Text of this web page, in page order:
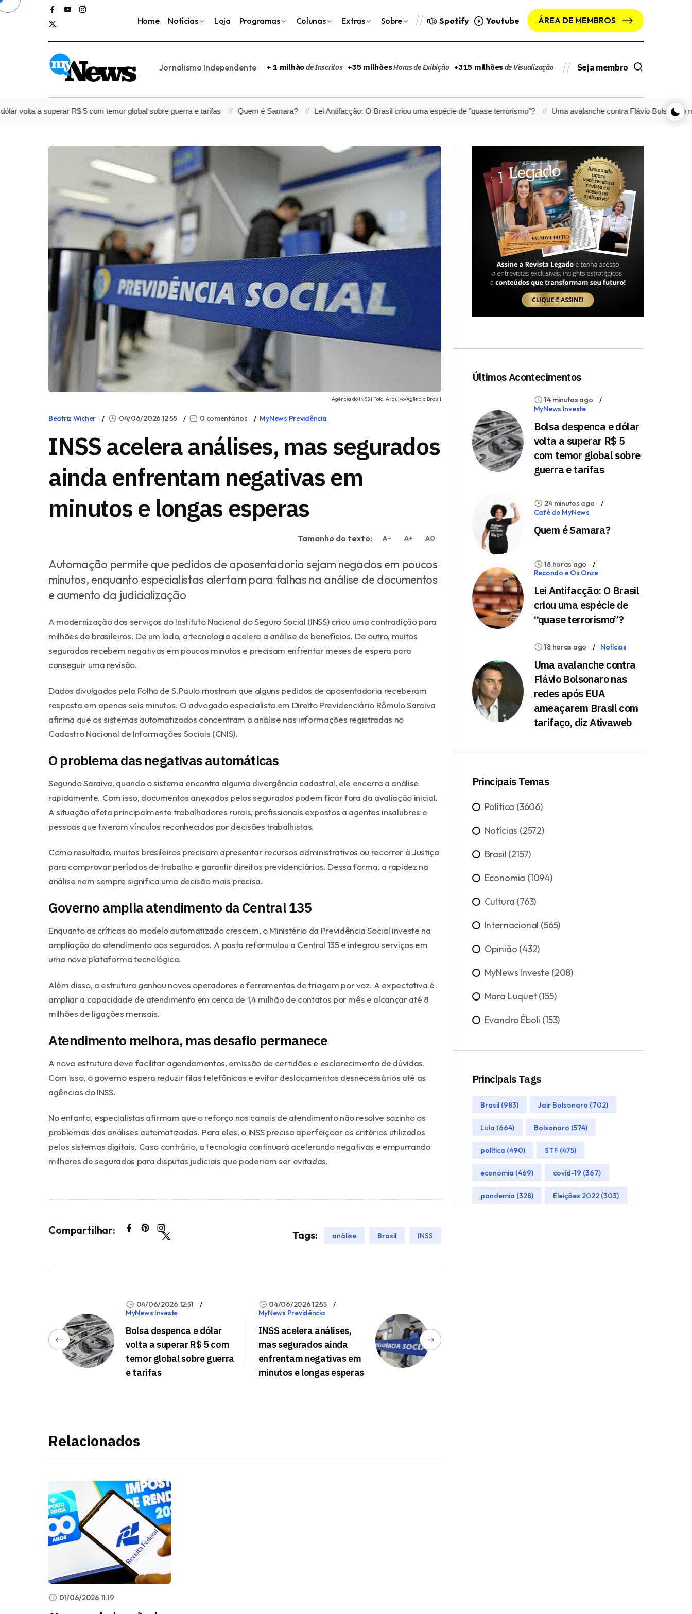
Home Notícias Loja Programas Colunas Extras Sobre Spotify Youtube ÁREA DE MEMBROS
Jornalismo Independente + 1 milhãode Inscritos +35 milhõesHoras de Exibição +315 milhõesde Visualização Seja membro
a superar R$ 5 com temor global sobre guerra e tarifas Quem é Samara? Lei Antifacção: O Brasil criou uma espécie de "quase terrorismo"? Uma avalanche contra Flávio Bolsonaro nas
Agência do INSS | Foto: Arquivo/Agência Brasil
Beatriz Wicher 04/06/2026 12:55 0 comentários MyNews Previdência
INSS acelera análises, mas segurados
ainda enfrentam negativas em
minutos e longas esperas
Tamanho do texto: A– A+ A0
Automação permite que pedidos de aposentadoria sejam negados em poucos
minutos, enquanto especialistas alertam para falhas na análise de documentos
e aumento da judicialização
A modernização dos serviços do Instituto Nacional do Seguro Social (INSS) criou uma contradição para
milhões de brasileiros. De um lado, a tecnologia acelera a análise de benefícios. De outro, muitos
segurados recebem negativas em poucos minutos e precisam enfrentar meses de espera para
conseguir uma revisão.
Dados divulgados pela Folha de S.Paulo mostram que alguns pedidos de aposentadoria receberam
resposta em apenas seis minutos. O advogado especialista em Direito Previdenciário Rômulo Saraiva
afirma que os sistemas automatizados concentram a análise nas informações registradas no
Cadastro Nacional de Informações Sociais (CNIS).
O problema das negativas automáticas
Segundo Saraiva, quando o sistema encontra alguma divergência cadastral, ele encerra a análise
rapidamente. Com isso, documentos anexados pelos segurados podem ficar fora da avaliação inicial.
A situação afeta principalmente trabalhadores rurais, profissionais expostos a agentes insalubres e
pessoas que tiveram vínculos reconhecidos por decisões trabalhistas.
Como resultado, muitos brasileiros precisam apresentar recursos administrativos ou recorrer à Justiça
para comprovar períodos de trabalho e garantir direitos previdenciários. Dessa forma, a rapidez na
análise nem sempre significa uma decisão mais precisa.
Governo amplia atendimento da Central 135
Enquanto as críticas ao modelo automatizado crescem, o Ministério da Previdência Social investe na
ampliação do atendimento aos segurados. A pasta reformulou a Central 135 e integrou serviços em
uma nova plataforma tecnológica.
Além disso, a estrutura ganhou novos operadores e ferramentas de triagem por voz. A expectativa é
ampliar a capacidade de atendimento em cerca de 1,4 milhão de contatos por mês e alcançar até 8
milhões de ligações mensais.
Atendimento melhora, mas desafio permanece
A nova estrutura deve facilitar agendamentos, emissão de certidões e esclarecimento de dúvidas.
Com isso, o governo espera reduzir filas telefônicas e evitar deslocamentos desnecessários até as
agências do INSS.
No entanto, especialistas afirmam que o reforço nos canais de atendimento não resolve sozinho os
problemas das análises automatizadas. Para eles, o INSS precisa aperfeiçoar os critérios utilizados
pelos sistemas digitais. Caso contrário, a tecnologia continuará acelerando negativas e empurrando
milhares de segurados para disputas judiciais que poderiam ser evitadas.
Compartilhar: Tags: análise Brasil INSS
04/06/2026 12:51
MyNews Investe
Bolsa despenca e dólar
volta a superar R$ 5 com
temor global sobre guerra
e tarifas
04/06/2026 12:55
MyNews Previdência
INSS acelera análises,
mas segurados ainda
enfrentam negativas em
minutos e longas esperas
Relacionados
01/06/2026 11:19
Últimos Acontecimentos
14 minutos ago
MyNews Investe
Bolsa despenca e dólar
volta a superar R$ 5
com temor global sobre
guerra e tarifas
24 minutos ago
Café do MyNews
Quem é Samara?
18 horas ago
Recondo e Os Onze
Lei Antifacção: O Brasil
criou uma espécie de
“quase terrorismo”?
18 horas ago Notícias
Uma avalanche contra
Flávio Bolsonaro nas
redes após EUA
ameaçarem Brasil com
tarifaço, diz Ativaweb
Principais Temas
Política (3606)
Notícias (2572)
Brasil (2157)
Economia (1094)
Cultura (763)
Internacional (565)
Opinião (432)
MyNews Investe (208)
Mara Luquet (155)
Evandro Éboli (153)
Principais Tags
Brasil (983) Jair Bolsonaro (702)
Lula (664) Bolsonaro (574)
política (490) STF (475)
economia (469) covid-19 (367)
pandemia (328) Eleições 2022 (303)